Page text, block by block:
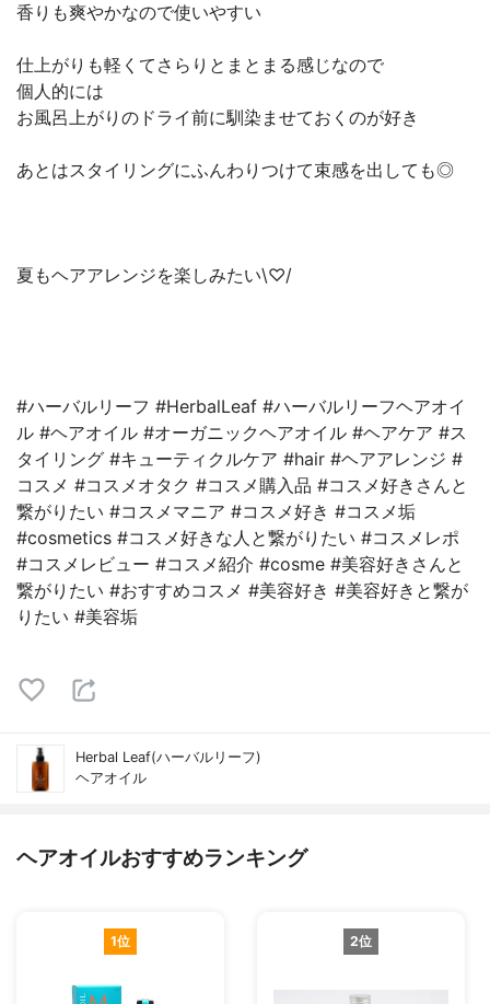
香りも爽やかなので使いやすい
仕上がりも軽くてさらりとまとまる感じなので
個人的には
お風呂上がりのドライ前に馴染ませておくのが好き
あとはスタイリングにふんわりつけて束感を出しても◎
夏もヘアアレンジを楽しみたい\♡/
#ハーバルリーフ #HerbalLeaf #ハーバルリーフヘアオイ
ル #ヘアオイル #オーガニックヘアオイル #ヘアケア #ス
タイリング #キューティクルケア #hair #ヘアアレンジ #
コスメ #コスメオタク #コスメ購入品 #コスメ好きさんと
繋がりたい #コスメマニア #コスメ好き #コスメ垢
#cosmetics #コスメ好きな人と繋がりたい #コスメレポ
#コスメレビュー #コスメ紹介 #cosme #美容好きさんと
繋がりたい #おすすめコスメ #美容好き #美容好きと繋が
りたい #美容垢
Herbal Leaf(ハーバルリーフ)
ヘアオイル
ヘアオイルおすすめランキング
1位 2位